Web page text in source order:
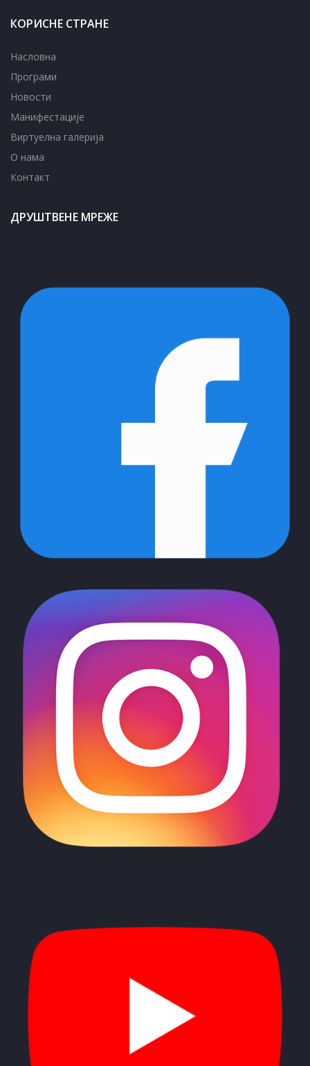
КОРИСНЕ СТРАНЕ
Насловна
Програми
Новости
Манифестације
Виртуелна галерија
О нама
Контакт
ДРУШТВЕНЕ МРЕЖЕ